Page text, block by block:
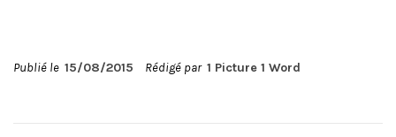
Publié le 15/08/2015 Rédigé par 1 Picture 1 Word